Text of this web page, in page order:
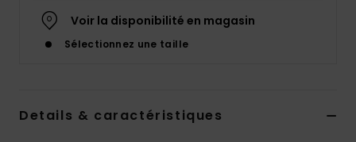
Voir la disponibilité en magasin
Sélectionnez une taille
Details & caractéristiques